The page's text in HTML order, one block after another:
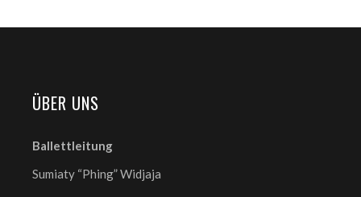
ÜBER UNS
Ballettleitung
Sumiaty “Phing” Widjaja